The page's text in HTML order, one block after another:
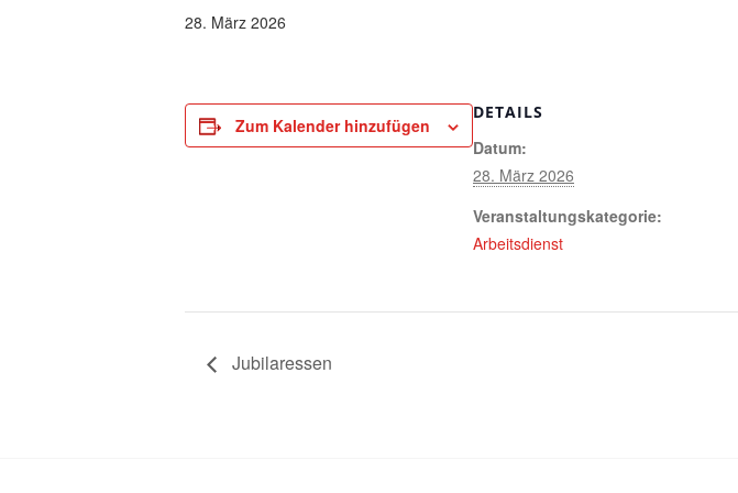
28. März 2026
Zum Kalender hinzufügen
DETAILS
Datum:
28. März 2026
Veranstaltungskategorie:
Arbeitsdienst
Jubilaressen